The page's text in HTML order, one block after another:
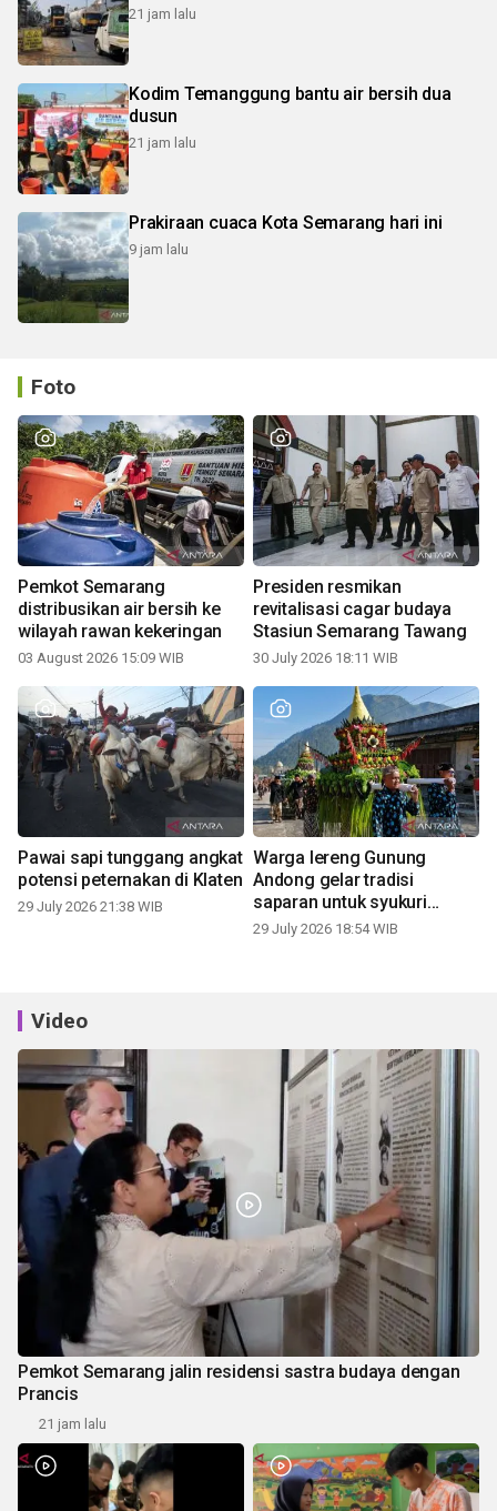
21 jam lalu
Kodim Temanggung bantu air bersih dua
dusun
21 jam lalu
Prakiraan cuaca Kota Semarang hari ini
9 jam lalu
Foto
Pemkot Semarang
distribusikan air bersih ke
wilayah rawan kekeringan
03 August 2026 15:09 WIB
Presiden resmikan
revitalisasi cagar budaya
Stasiun Semarang Tawang
30 July 2026 18:11 WIB
Pawai sapi tunggang angkat
potensi peternakan di Klaten
29 July 2026 21:38 WIB
Warga lereng Gunung
Andong gelar tradisi
saparan untuk syukuri
panen
29 July 2026 18:54 WIB
Video
Pemkot Semarang jalin residensi sastra budaya dengan
Prancis
21 jam lalu